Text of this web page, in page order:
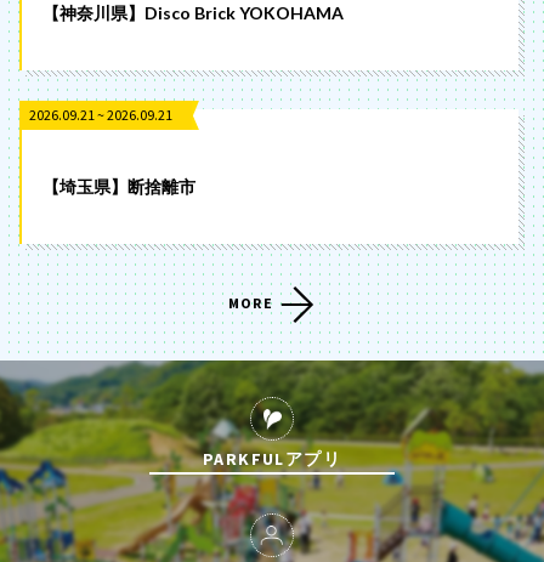
【神奈川県】Disco Brick YOKOHAMA
2026.09.21 ~ 2026.09.21
【埼玉県】断捨離市
MORE
PARKFULアプリ